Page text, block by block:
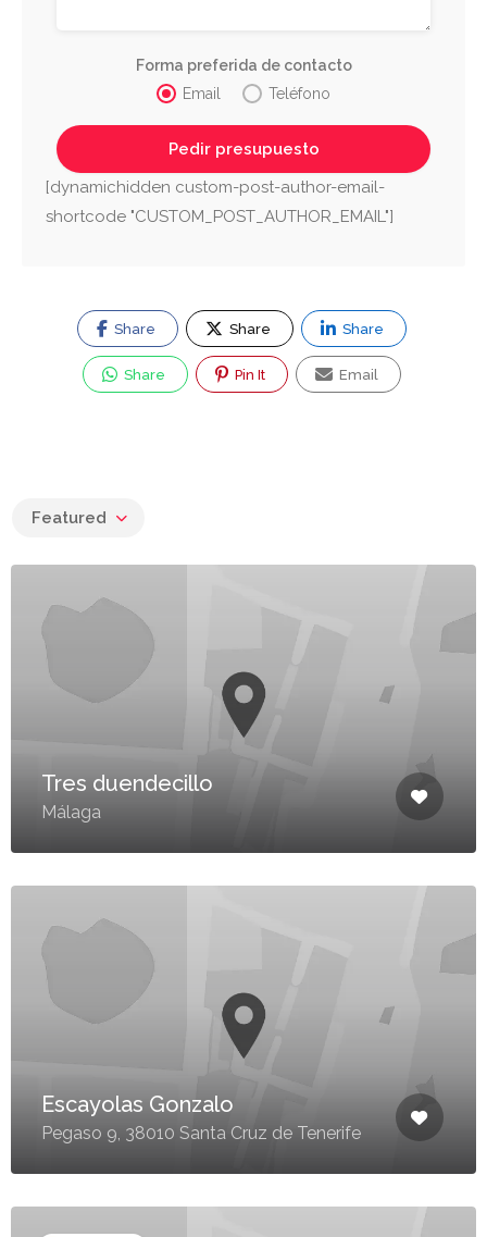
Forma preferida de contacto
Email
Teléfono
[dynamichidden custom-post-author-email-
shortcode "CUSTOM_POST_AUTHOR_EMAIL"]
Share Share Share
Share Pin It Email
Featured
Tres duendecillo
Málaga
Escayolas Gonzalo
Pegaso 9, 38010 Santa Cruz de Tenerife